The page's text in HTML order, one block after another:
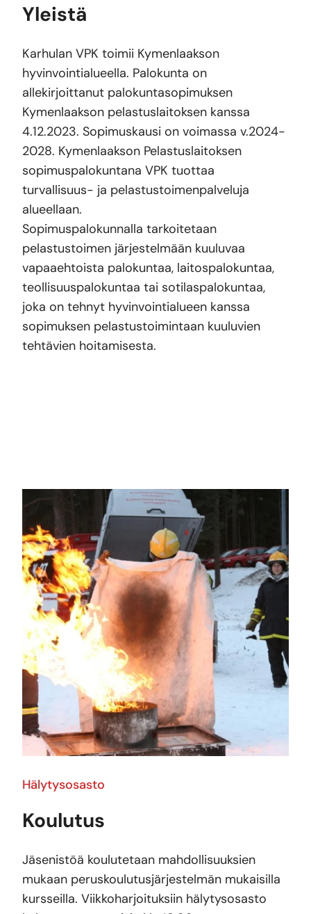
Yleistä
Karhulan VPK toimii Kymenlaakson
hyvinvointialueella. Palokunta on
allekirjoittanut palokuntasopimuksen
Kymenlaakson pelastuslaitoksen kanssa
4.12.2023. Sopimuskausi on voimassa v.2024-
2028. Kymenlaakson Pelastuslaitoksen
sopimuspalokuntana VPK tuottaa
turvallisuus- ja pelastustoimenpalveluja
alueellaan.
Sopimuspalokunnalla tarkoitetaan
pelastustoimen järjestelmään kuuluvaa
vapaaehtoista palokuntaa, laitospalokuntaa,
teollisuuspalokuntaa tai sotilaspalokuntaa,
joka on tehnyt hyvinvointialueen kanssa
sopimuksen pelastustoimintaan kuuluvien
tehtävien hoitamisesta.
Hälytysosasto
Koulutus
Jäsenistöä koulutetaan mahdollisuuksien
mukaan peruskoulutusjärjestelmän mukaisilla
kursseilla. Viikkoharjoituksiin hälytysosasto